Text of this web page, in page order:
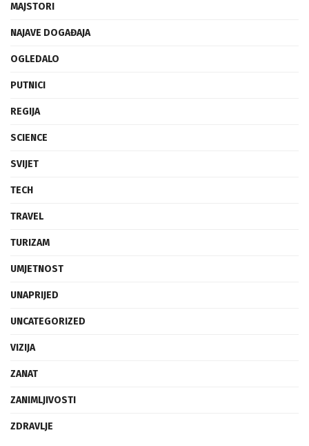
MAJSTORI
NAJAVE DOGAĐAJA
OGLEDALO
PUTNICI
REGIJA
SCIENCE
SVIJET
TECH
TRAVEL
TURIZAM
UMJETNOST
UNAPRIJED
UNCATEGORIZED
VIZIJA
ZANAT
ZANIMLJIVOSTI
ZDRAVLJE